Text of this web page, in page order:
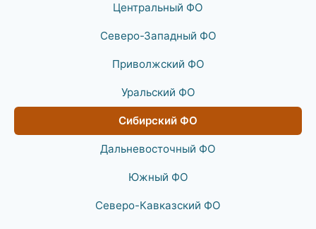
Центральный ФО
Северо-Западный ФО
Приволжский ФО
Уральский ФО
Сибирский ФО
Дальневосточный ФО
Южный ФО
Северо-Кавказский ФО